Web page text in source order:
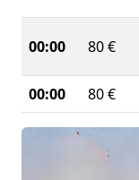
00:00 80 €
00:00 80 €